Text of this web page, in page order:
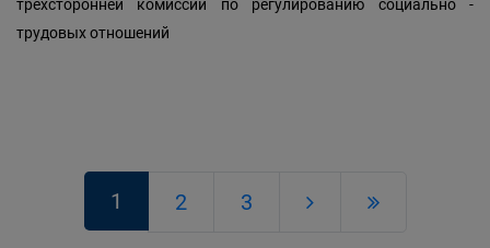
трехсторонней комиссии по регулированию социально -
трудовых отношений
1 2 3